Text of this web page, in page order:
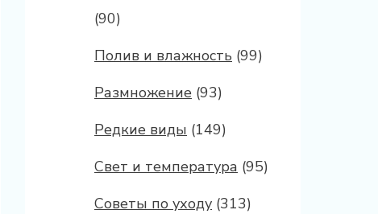
(90)
Полив и влажность (99)
Размножение (93)
Редкие виды (149)
Свет и температура (95)
Советы по уходу (313)